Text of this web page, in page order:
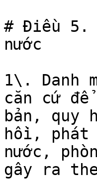
# Điều 5.
nước
1\. Danh
căn cứ
bản, quy
hồi, phát
nước,
gây ra